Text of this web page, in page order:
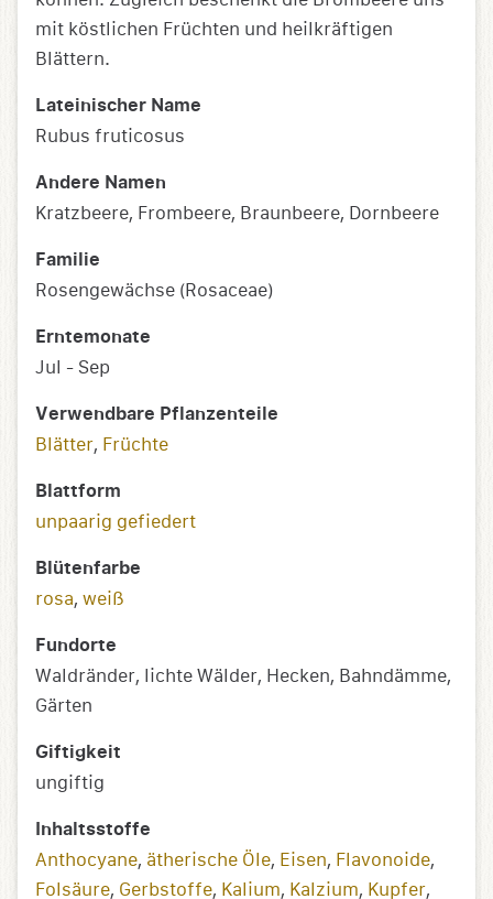
mit köstlichen Früchten und heilkräftigen
Blättern.
Lateinischer Name
Rubus fruticosus
Andere Namen
Kratzbeere, Frombeere, Braunbeere, Dornbeere
Familie
Rosengewächse (Rosaceae)
Erntemonate
Jul - Sep
Verwendbare Pflanzenteile
Blätter, Früchte
Blattform
unpaarig gefiedert
Blütenfarbe
rosa, weiß
Fundorte
Waldränder, lichte Wälder, Hecken, Bahndämme,
Gärten
Giftigkeit
ungiftig
Inhaltsstoffe
Anthocyane, ätherische Öle, Eisen, Flavonoide,
Folsäure, Gerbstoffe, Kalium, Kalzium, Kupfer,